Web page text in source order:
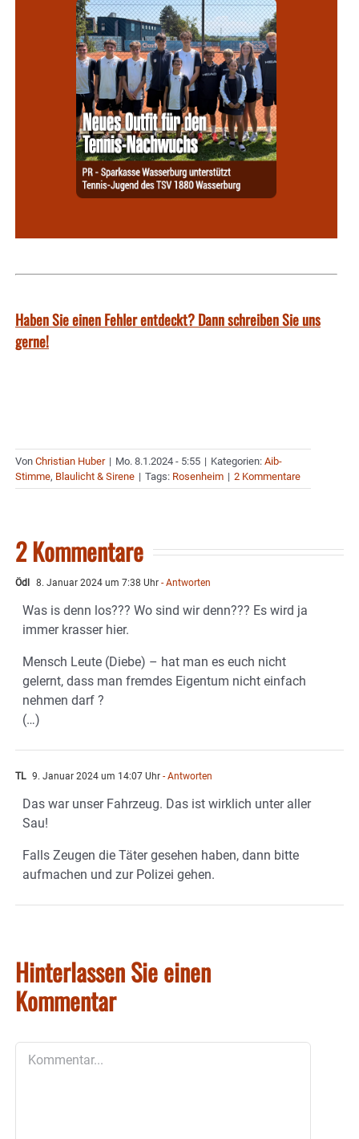
Haben Sie einen Fehler entdeckt? Dann schreiben Sie uns
gerne!
Von Christian Huber | Mo. 8.1.2024 - 5:55 | Kategorien: Aib-
Stimme, Blaulicht & Sirene | Tags: Rosenheim | 2 Kommentare
2 Kommentare
Ödl 8. Januar 2024 um 7:38 Uhr - Antworten
Was is denn los??? Wo sind wir denn??? Es wird ja
immer krasser hier.
Mensch Leute (Diebe) – hat man es euch nicht
gelernt, dass man fremdes Eigentum nicht einfach
nehmen darf ?
(…)
TL 9. Januar 2024 um 14:07 Uhr - Antworten
Das war unser Fahrzeug. Das ist wirklich unter aller
Sau!
Falls Zeugen die Täter gesehen haben, dann bitte
aufmachen und zur Polizei gehen.
Hinterlassen Sie einen
Kommentar